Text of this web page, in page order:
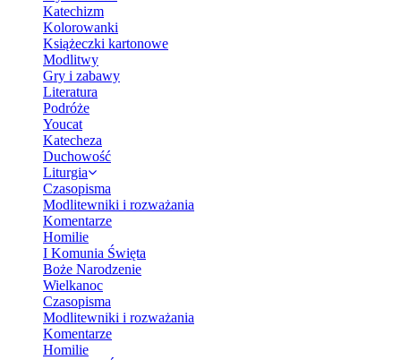
Katechizm
Kolorowanki
Książeczki kartonowe
Modlitwy
Gry i zabawy
Literatura
Podróże
Youcat
Katecheza
Duchowość
Liturgia
Czasopisma
Modlitewniki i rozważania
Komentarze
Homilie
I Komunia Święta
Boże Narodzenie
Wielkanoc
Czasopisma
Modlitewniki i rozważania
Komentarze
Homilie